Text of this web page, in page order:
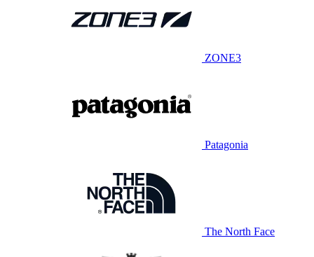
ZONE3
Patagonia
The North Face